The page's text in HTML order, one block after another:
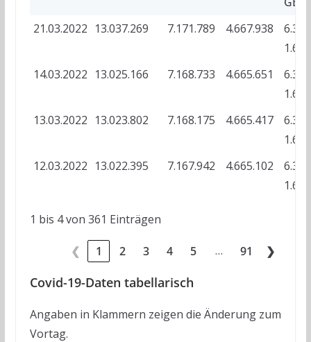
21.03.2022 13.037.269 7.171.789 4.667.938
14.03.2022 13.025.166 7.168.733 4.665.651
13.03.2022 13.023.802 7.168.175 4.665.417
12.03.2022 13.022.395 7.167.942 4.665.102
1 bis 4 von 361 Einträgen
❮ 1 2 3 4 5 … 91 ❯
Covid-19-Daten tabellarisch
Angaben in Klammern zeigen die Änderung zum
Vortag.